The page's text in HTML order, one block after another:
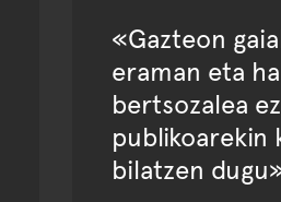
«Gazteon
eraman eta
bertsozalea
publikoarekin
bilatzen